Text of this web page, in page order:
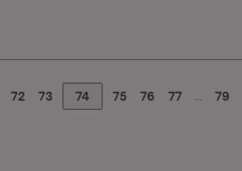
Seite
Zur Seite
72 Zur Seite
73 Zur Seite
74 Zur Seite
75 Zur Seite
76 Zur Seite
77 79